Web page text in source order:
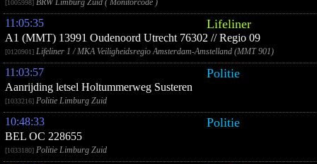
[1005998] BRW Limburg Zuid ( Monitorcode )
11:05:35 Lifeliner
A1 (MMT) 13991 Oudenoord Utrecht 76302 // Regio 09
[0120901] Lifeliner 1 / MKA Veiligheidsregio Amsterdam-Amstelland (MMT 901)
11:03:57 Politie
Aanrijding letsel Holtummerweg Susteren
[1033216] Politie Limburg Zuid
10:48:33 Politie
BEL OC 228655
[1033180] Politie Limburg Zuid